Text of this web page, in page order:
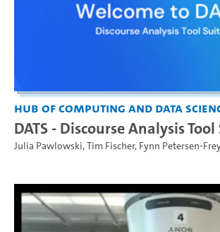
Hub of Computing and Data
DATS - Discourse Analysis
Julia Pawlowski,Tim Fischer, Fynn Petersen-